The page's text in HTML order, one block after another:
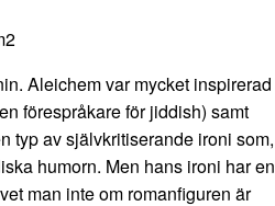
Aleichem var mycket inspirerad
förespråkare för jiddish) samt
typ av självkritiserande ironi som,
humorn. Men hans ironi har en
man inte om romanfiguren är